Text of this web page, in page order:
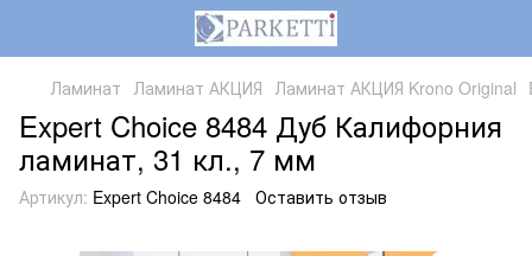
Ламинат Ламинат АКЦИЯ Ламинат АКЦИЯ Krono Original
Expert Choice 8484 Дуб Калифорния
ламинат, 31 кл., 7 мм
Артикул: Expert Choice 8484 Оставить отзыв